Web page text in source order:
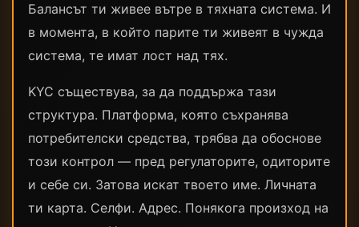
Балансът ти живее вътре в тяхната система. И
в момента, в който парите ти живеят в чужда
система, те имат лост над тях.
KYC съществува, за да поддържа тази
структура. Платформа, която съхранява
потребителски средства, трябва да обоснове
този контрол — пред регулаторите, одиторите
и себе си. Затова искат твоето име. Личната
ти карта. Селфи. Адрес. Понякога произход на